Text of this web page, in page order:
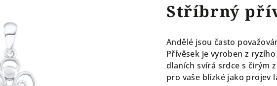
Stříbrný
Andělé jsou často
Přívěsek je vyroben z
dlaních svírá srdce s čirým
pro vaše blízké jako projev